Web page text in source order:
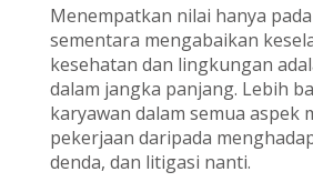
Menempatkan nilai hanya
sementara mengabaikan
kesehatan dan lingkungan
dalam jangka panjang. Lebih
karyawan dalam semua aspek
pekerjaan daripada
denda, dan litigasi nanti.